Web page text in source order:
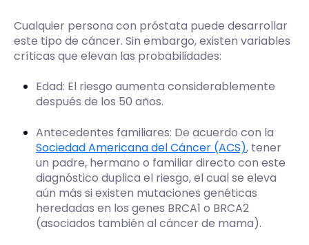
Cualquier persona con próstata puede desarrollar
este tipo de cáncer. Sin embargo, existen variables
críticas que elevan las probabilidades:
Edad: El riesgo aumenta considerablemente
después de los 50 años.
Antecedentes familiares: De acuerdo con la
Sociedad Americana del Cáncer (ACS), tener
un padre, hermano o familiar directo con este
diagnóstico duplica el riesgo, el cual se eleva
aún más si existen mutaciones genéticas
heredadas en los genes BRCA1 o BRCA2
(asociados también al cáncer de mama).